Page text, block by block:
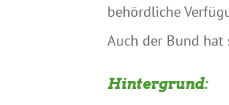
behördliche
Auch der Bund hat
Hintergrund: